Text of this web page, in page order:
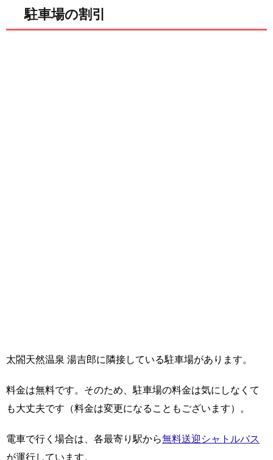
駐車場の割引
太閤天然温泉 湯吉郎に隣接している駐車場があります。
料金は無料です。そのため、駐車場の料金は気にしなくて
も大丈夫です（料金は変更になることもございます）。
電車で行く場合は、各最寄り駅から無料送迎シャトルバス
が運行しています。